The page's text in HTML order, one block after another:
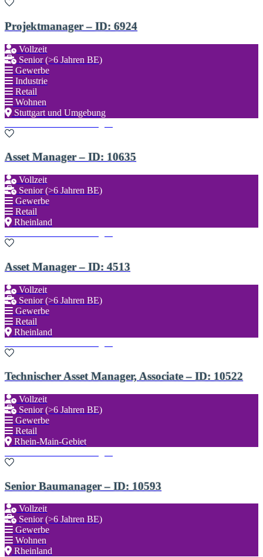
Projektmanager – ID: 6924
Vollzeit
Senior (>6 Jahren BE)
Gewerbe
Industrie
Retail
Wohnen
Stuttgart und Umgebung
Asset Manager – ID: 10635
Vollzeit
Senior (>6 Jahren BE)
Gewerbe
Retail
Rheinland
Asset Manager – ID: 4513
Vollzeit
Senior (>6 Jahren BE)
Gewerbe
Retail
Rheinland
Technischer Asset Manager, Associate – ID: 10522
Vollzeit
Senior (>6 Jahren BE)
Gewerbe
Retail
Rhein-Main-Gebiet
Senior Baumanager – ID: 10593
Vollzeit
Senior (>6 Jahren BE)
Gewerbe
Wohnen
Rheinland